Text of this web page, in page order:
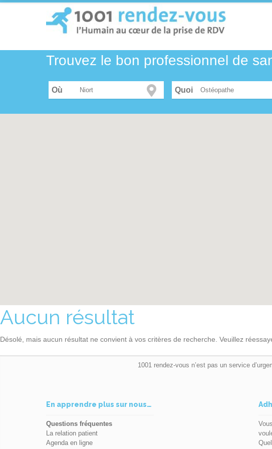
Trouvez le bon professionnel de
Où Ostéopathe
Aucun résultat
Désolé, mais aucun résultat ne convient à vos critères de recherche. Veuillez
1001 rendez-vous n’est pas un service
En apprendre plus sur nous…
Questions fréquentes
La relation patient
Agenda en ligne